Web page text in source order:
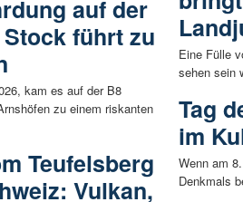
auf der
führt zu
kam es auf der B8
zu einem riskanten
Teufelsberg
Vulkan,
Eine Fülle
sehen sein
Tag
im
Wenn am
Denkmals